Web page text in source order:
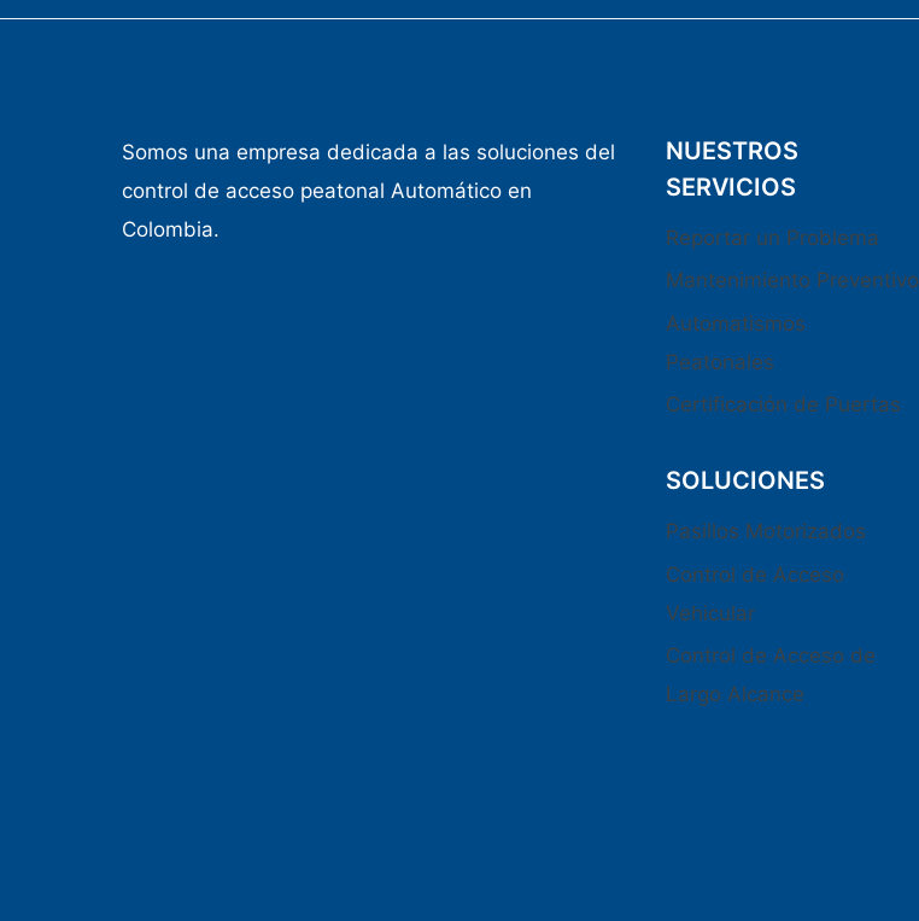
Somos una empresa dedicada a las soluciones del
control de acceso peatonal Automático en
Colombia.
NUESTROS
SERVICIOS
Reportar un Problema
Mantenimiento Preventivo
Automatismos
Peatonales
Certificación de Puertas
SOLUCIONES
Pasillos Motorizados
Control de Acceso
Vehicular
Control de Acceso de
Largo Alcance